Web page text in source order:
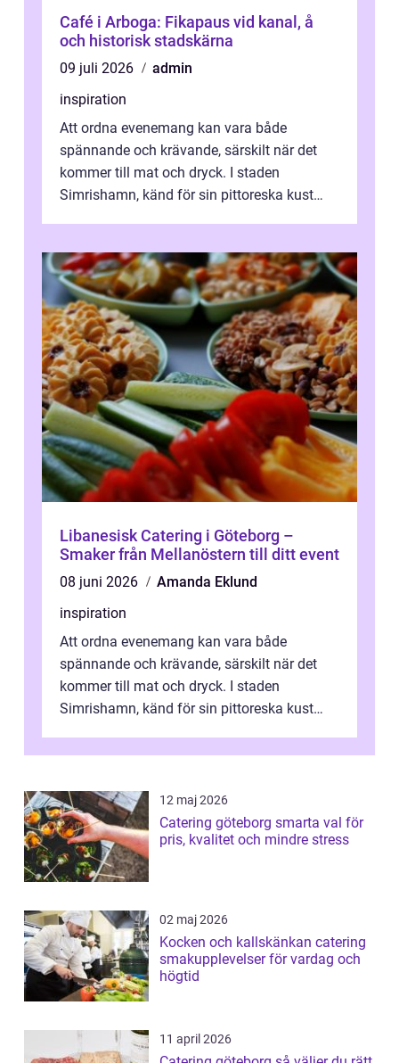
Café i Arboga: Fikapaus vid kanal, å
och historisk stadskärna
09 juli 2026
admin
inspiration
Att ordna evenemang kan vara både
spännande och krävande, särskilt när det
kommer till mat och dryck. I staden
Simrishamn, känd för sin pittoreska kust
Libanesisk Catering i Göteborg –
Smaker från Mellanöstern till ditt event
08 juni 2026
Amanda Eklund
inspiration
Att ordna evenemang kan vara både
spännande och krävande, särskilt när det
kommer till mat och dryck. I staden
Simrishamn, känd för sin pittoreska kust
12 maj 2026
Catering göteborg smarta val för
pris, kvalitet och mindre stress
02 maj 2026
Kocken och kallskänkan catering
smakupplevelser för vardag och
högtid
11 april 2026